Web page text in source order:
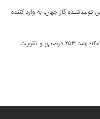
گاز جهان، به وارد کننده
جهش چشمگیر درآمد بانک دی در مهرماه ۱۴۰۴؛ رشد ۲۵۳ درصدی و تقویت